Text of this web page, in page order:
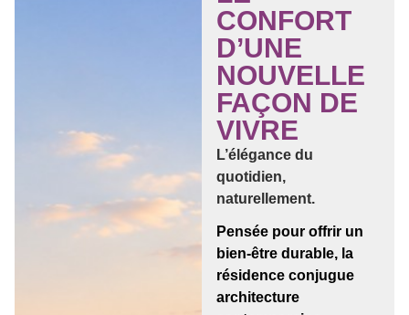
CONFORT
D’UNE
NOUVELLE
FAÇON DE
VIVRE
L’élégance du
quotidien,
naturellement.
Pensée pour offrir un
bien-être durable, la
résidence conjugue
architecture